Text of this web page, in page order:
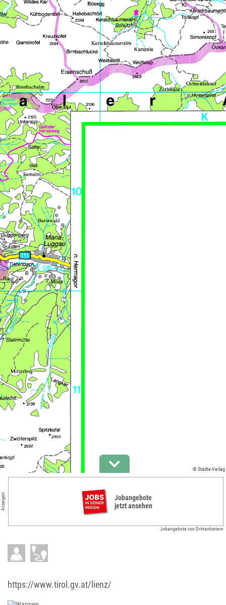
© Städte-Verlag
Anzeigen
Jobangebote
jetzt ansehen
Jobangebote von Drittanbietern
https://www.tirol.gv.at/lienz/